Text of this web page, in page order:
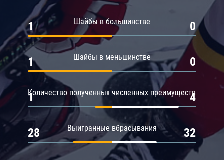
Шайбы в большинстве
1 0
Шайбы в меньшинстве
1 0
Количество полученных численных преимуществ
1 4
Выигранные вбрасывания
28 32